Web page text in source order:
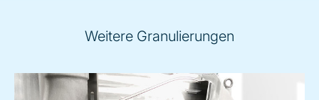
Weitere Granulierungen